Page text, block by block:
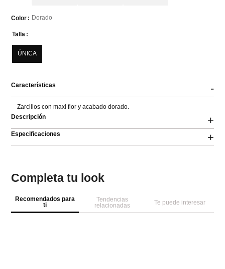
Color Dorado
Talla
ÚNICA
Características -
Zarcillos con maxi flor y acabado dorado.
Descripción
+
Especificaciones +
Completa tu look
Recomendados para
ti
Tendencias
relacionadas
Te puede interesar